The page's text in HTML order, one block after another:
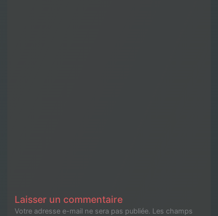
Laisser un commentaire
Votre adresse e-mail ne sera pas publiée. Les champs